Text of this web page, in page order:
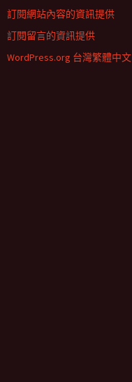
訂閱網站內容的資訊提供
訂閱留言的資訊提供
WordPress.org 台灣繁體中文